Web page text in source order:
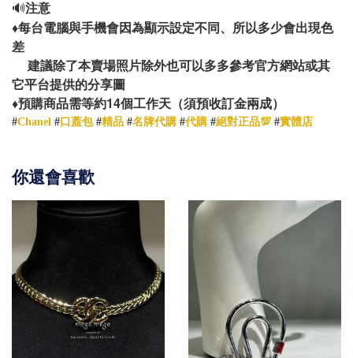
🔊注意
♦️每台電腦與手機會因為顯示設定不同、所以多少會出現色
差
建議除了本賣場照片除外也可以多多參考官方網站或其
它平台提供的分享圖
♦️預購商品需等約14個工作天（須預收訂金兩成）
#Chanel # 口蓋包#精品 #名牌代購 #代購 #絕對正品💯 #實體店
你還會喜歡